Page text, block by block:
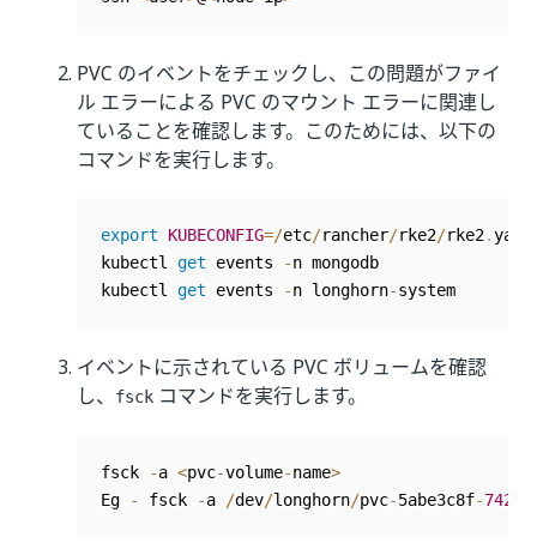
PVC のイベントをチェックし、この問題がファイ
ル エラーによる PVC のマウント エラーに関連し
ていることを確認します。このためには、以下の
コマンドを実行します。
export KUBECONFIG=/etc/rancher/rke2/rke2.
kubectl get events -n mongodb
kubectl get events -n longhorn-system
イベントに示されている PVC ボリュームを確認
し、
fsck コマンドを実行します。
fsck -a <pvc-volume-name>
Eg
- fsck -a /dev/longhorn/pvc-5abe3c8f-7422